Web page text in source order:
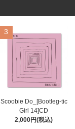
3
Scoobie Do_[Bootleg-tic
Girl 14]CD
2,000円(税込)